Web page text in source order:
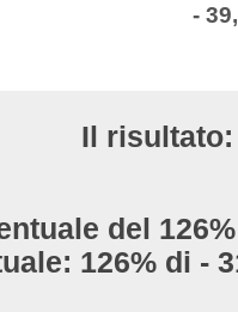
-
Il risultato:
del
126% di -